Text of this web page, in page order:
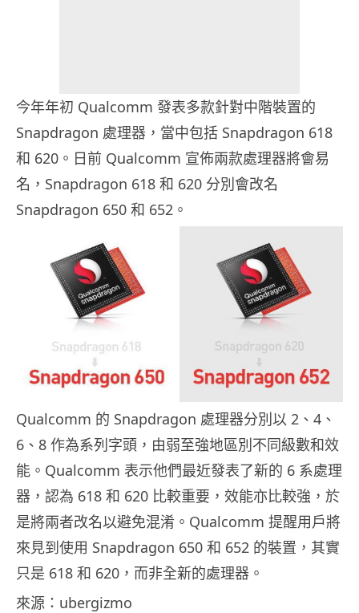
今年年初 Qualcomm 發表多款針對中階裝置的
Snapdragon 處理器，當中包括 Snapdragon 618
和 620。日前 Qualcomm 宣佈兩款處理器將會易
名，Snapdragon 618 和 620 分別會改名
Snapdragon 650 和 652。
Qualcomm 的 Snapdragon 處理器分別以 2、4、
6、8 作為系列字頭，由弱至強地區別不同級數和效
能。Qualcomm 表示他們最近發表了新的 6 系處理
器，認為 618 和 620 比較重要，效能亦比較強，於
是將兩者改名以避免混淆。Qualcomm 提醒用戶將
來見到使用 Snapdragon 650 和 652 的裝置，其實
只是 618 和 620，而非全新的處理器。
來源：ubergizmo